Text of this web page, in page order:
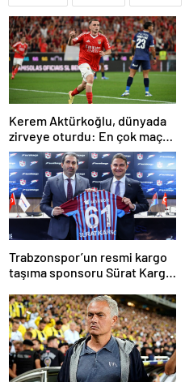
Kerem Aktürkoğlu, dünyada
zirveye oturdu: En çok maça
çıkan oyuncu!
Trabzonspor’un resmi kargo
taşıma sponsoru Sürat Kargo